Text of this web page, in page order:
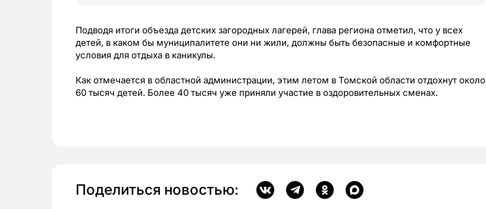
Подводя итоги объезда детских загородных лагерей, глава региона отметил, что у всех
детей, в каком бы муниципалитете они ни жили, должны быть безопасные и комфортные
условия для отдыха в каникулы.
Как отмечается в областной администрации, этим летом в Томской области отдохнут около
60 тысяч детей. Более 40 тысяч уже приняли участие в оздоровительных сменах.
Поделиться новостью: